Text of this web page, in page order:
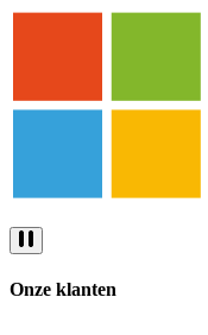
Onze klanten